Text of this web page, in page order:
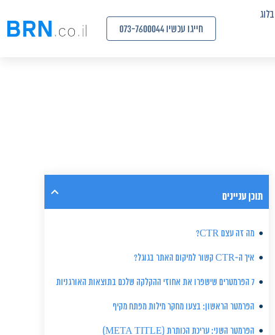
בלוג
חייגו עכשיו 073-7600044
תוכן עניינים
מה זה עצם CTR?
איך ה-CTR קשור למיקום האתר בגוגל?
7 הפרמטרים שישפרו את אחוזי ההקלקה שלכם בתוצאות האורגניות
הפרמטר הראשון: בצעו מחקר מילות מפתח מקיף
הפרמטר השני: עריכת הכותרת (META TITLE)